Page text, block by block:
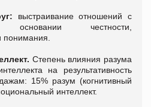
выстраивание отношений с
честности,
Степень влияния разума
на результативность
15% разум (когнитивный
интеллект.